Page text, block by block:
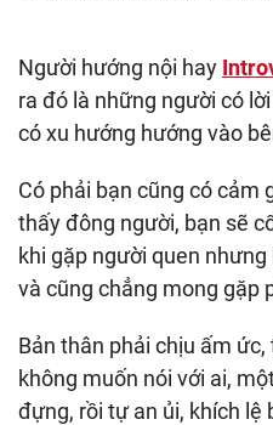
Người hướng nội hay
ra đó là những người có
có xu hướng hướng vào
Có phải bạn cũng có cảm
thấy đông người, bạn sẽ
khi gặp người quen
và cũng chẳng mong gặp
Bản thân phải chịu ấm
không muốn nói với ai,
đựng, rồi tự an ủi, khích lệ